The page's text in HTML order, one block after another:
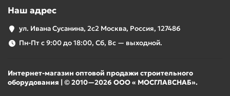
Наш адрес
ул. Ивана Сусанина, 2с2 Москва, Россия, 127486
Пн-Пт с 9:00 до 18:00, Сб, Вс — выходной.
Интернет-магазин оптовой продажи строительного
оборудования | © 2010—2026 ООО « МОСГЛАВСНАБ».